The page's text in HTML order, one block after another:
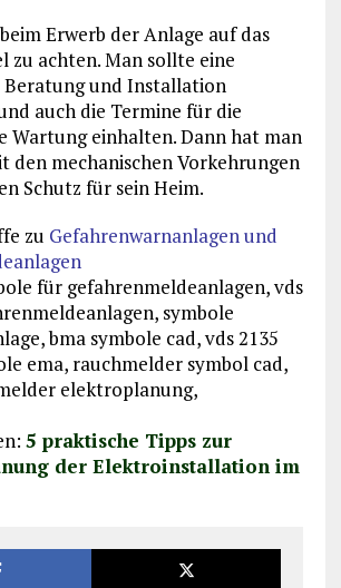
Erwerb der Anlage auf das
zu achten. Man sollte eine
Beratung und Installation
auch die Termine für die
Wartung einhalten. Dann hat man
den mechanischen Vorkehrungen
Schutz für sein Heim.
zu Gefahrenwarnanlagen und
für gefahrenmeldeanlagen, vds
symbole
bma symbole cad, vds 2135
ema, rauchmelder symbol cad,
elektroplanung,
5 praktische Tipps zur
der Elektroinstallation im